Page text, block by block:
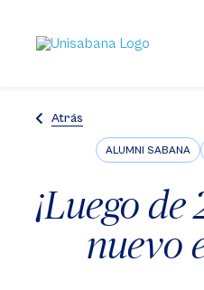
contenido
principal
Atrás
ALUMNI SABANA
¡Luego de
nuevo